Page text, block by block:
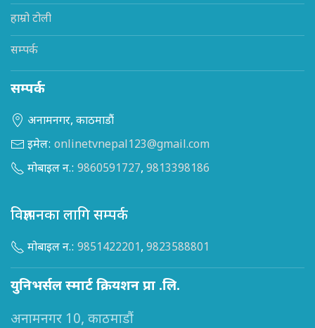
हाम्रो टोली
सम्पर्क
सम्पर्क
अनामनगर, काठमाडौं
इमेल: onlinetvnepal123@gmail.com
मोबाइल न.: 9860591727, 9813398186
विज्ञापनका लागि सम्पर्क
मोबाइल न.: 9851422201, 9823588801
युनिभर्सल स्मार्ट क्रियशन प्रा .लि.
अनामनगर 10, काठमाडौं